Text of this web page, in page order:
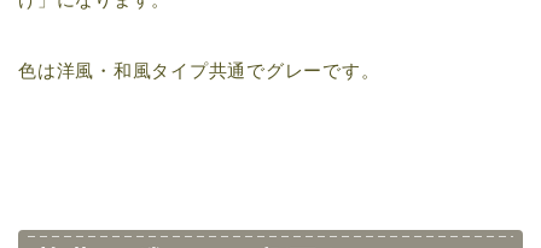
色は洋風・和風タイプ共通でグレーです。